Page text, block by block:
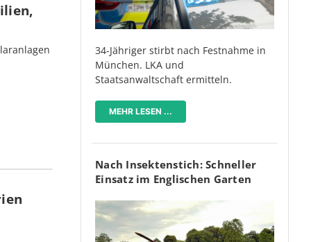
34-Jähriger stirbt nach Festnahme in
München. LKA und
Staatsanwaltschaft ermitteln.
MEHR LESEN ...
Nach Insektenstich: Schneller
Einsatz im Englischen Garten